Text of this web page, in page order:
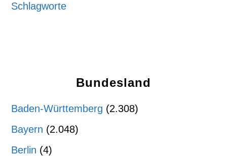
Schlagworte
Bundesland
Baden-Württemberg (2.308)
Bayern (2.048)
Berlin (4)